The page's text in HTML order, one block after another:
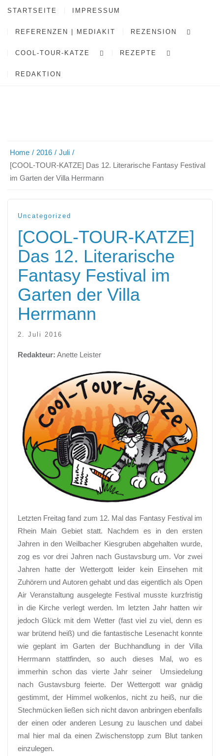
STARTSEITE IMPRESSUM
REFERENZEN | MEDIAKIT REZENSION
COOL-TOUR-KATZE REZEPTE
REDAKTION
Home 2016
Juli
[COOL-TOUR-KATZE] Das 12. Literarische Fantasy Festival
im Garten der Villa Herrmann
Uncategorized
[COOL-TOUR-KATZE]
Das 12. Literarische
Fantasy Festival im
Garten der Villa
Herrmann
2. Juli 2016
Redakteur: Anette Leister
Letzten Freitag fand zum 12. Mal das Fantasy Festival im
Rhein Main Gebiet statt. Nachdem es in den ersten
Jahren in den Weilbacher Kiesgruben abgehalten wurde,
zog es vor drei Jahren nach Gustavsburg um. Vor zwei
Jahren hatte der Wettergott leider kein Einsehen mit
Zuhörern und Autoren gehabt und das eigentlich als Open
Air Veranstaltung ausgelegte Festival musste kurzfristig
in die Kirche verlegt werden. Im letzten Jahr hatten wir
jedoch Glück mit dem Wetter (fast viel zu viel, denn es
war brütend heiß) und die fantastische Lesenacht konnte
wie geplant im Garten der Buchhandlung in der Villa
Herrmann stattfinden, so auch dieses Mal, wo es
immerhin schon das vierte Jahr seiner Umsiedelung
nach Gustavsburg feierte. Der Wettergott war gnädig
gestimmt, der Himmel wolkenlos, nicht zu heiß, nur die
Stechmücken ließen sich nicht davon anbringen ebenfalls
der einen oder anderen Lesung zu lauschen und dabei
mal hier mal da einen Zwischenstopp zum Blut tanken
einzulegen.